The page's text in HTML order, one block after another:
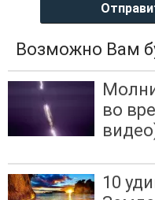
Возможно Вам
во
10